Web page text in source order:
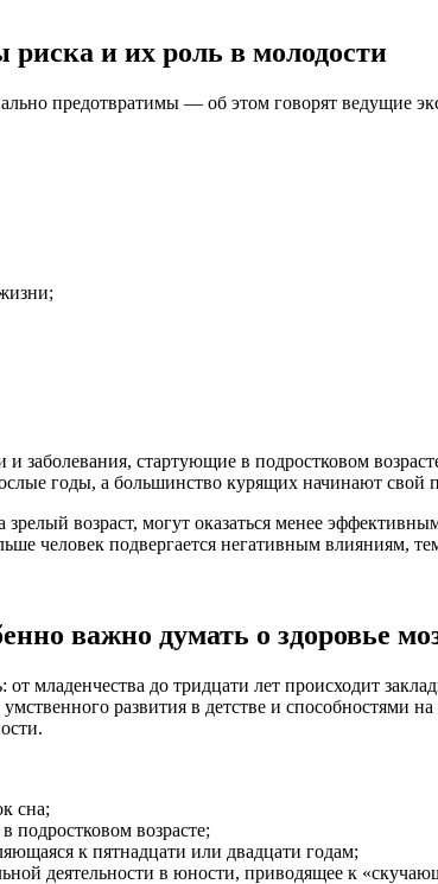
и их роль в молодости
предотвратимы — об этом говорят ведущие
стартующие в подростковом
годы, а большинство курящих начинают свой
зрелый возраст, могут оказаться менее
человек подвергается негативным влияниям,
важно думать о здоровье
младенчества до тридцати лет происходит
развития в детстве и
сна;
подростковом возрасте;
к пятнадцати или двадцати годам;
деятельности в юности, приводящее к